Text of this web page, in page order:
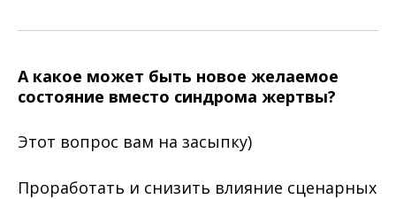
А какое может быть новое желаемое
состояние вместо синдрома жертвы?
Этот вопрос вам на засыпку)
Проработать и снизить влияние сценарных